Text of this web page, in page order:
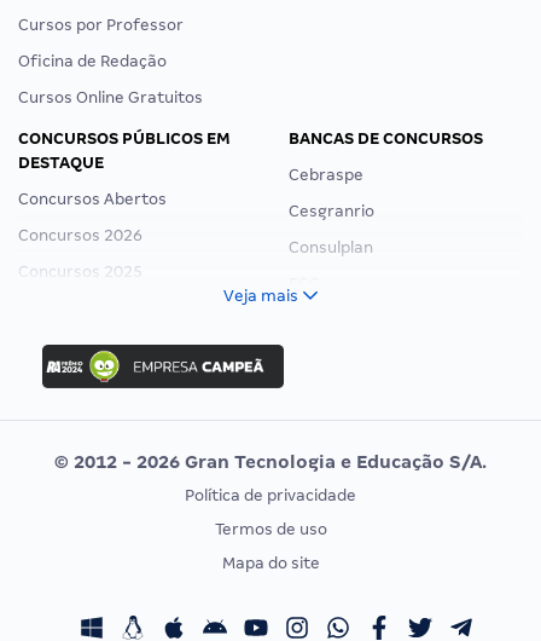
Cursos por Professor
Oficina de Redação
Cursos Online Gratuitos
CONCURSOS PÚBLICOS EM
DESTAQUE
Concursos Abertos
Concursos 2026
Concursos 2025
Concurso Ibama
Concurso MPU
Editais publicados
BANCAS DE CONCURSOS
Cebraspe
Cesgranrio
Consulplan
Vunesp
CONCURSOS POR PROFISSÃO
Concursos Fiscais
EXAME DE ORDEM
Calendário OAB
Veja mais
© 2012 - 2026 Gran Tecnologia e Educação S/A.
Política de privacidade
Termos de uso
Mapa do site